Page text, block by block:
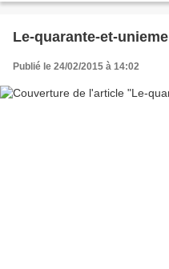
Le-quarante-et-unieme
Publié le 24/02/2015 à 14:02